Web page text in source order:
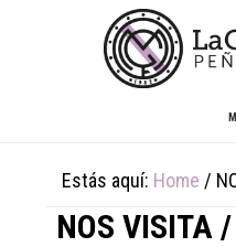
Estás aquí: Home /
NOS VISITA